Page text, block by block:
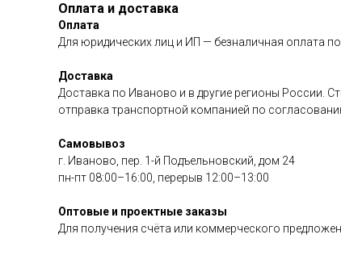
Оплата и доставка
Оплата
Для юридических лиц и ИП — безналичная оплата
Доставка
Доставка по Иваново и в другие регионы России.
отправка транспортной компанией по
Самовывоз
г. Иваново, пер. 1-й Подъельновский, дом 24
пн-пт 08:00–16:00, перерыв 12:00–13:00
Оптовые и проектные заказы
Для получения счёта или коммерческого